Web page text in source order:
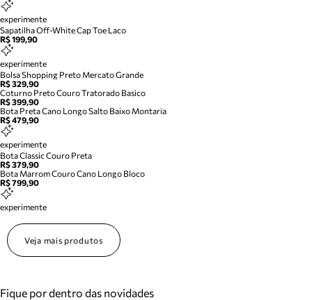
experimente
Sapatilha Off-White Cap Toe Laco
R$ 199,90
experimente
Bolsa Shopping Preto Mercato Grande
R$ 329,90
Coturno Preto Couro Tratorado Basico
R$ 399,90
Bota Preta Cano Longo Salto Baixo Montaria
R$ 479,90
experimente
Bota Classic Couro Preta
R$ 379,90
Bota Marrom Couro Cano Longo Bloco
R$ 799,90
experimente
Veja mais produtos
Fique por dentro das novidades